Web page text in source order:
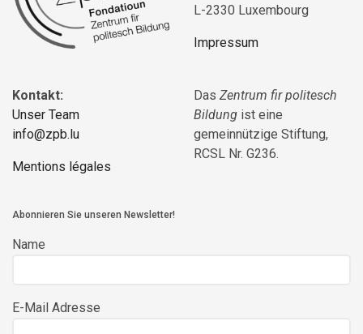
L-2330 Luxembourg
Impressum
Kontakt:
Unser Team
info@zpb.lu
Mentions légales
Das Zentrum fir politesch
Bildung ist eine
gemeinnützige Stiftung,
RCSL Nr. G236.
Abonnieren Sie unseren Newsletter!
Name
E-Mail Adresse